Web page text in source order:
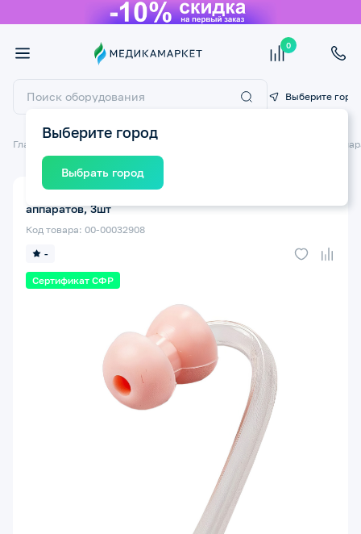
0
Выберите город
Выберите город
Выбрать город
Главная Товары для слабослышащих Аксессуары к слуховым
Сертификат СФР
-
Код товара: 00-00032908
аппаратов, 3шт